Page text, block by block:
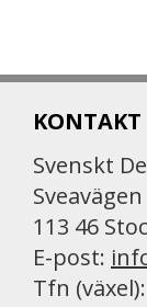
KONTAKT
Svenskt
113 46
E-post:
Tfn